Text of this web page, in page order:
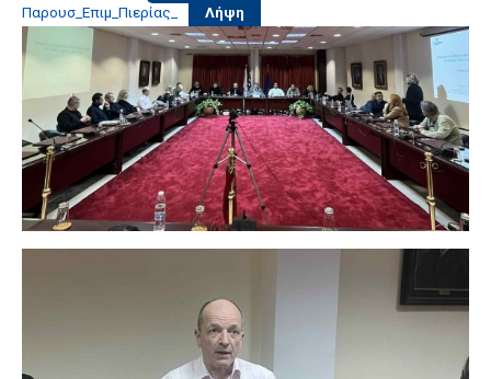
Παρουσ_Επιμ_Πιερίας_
Λήψη